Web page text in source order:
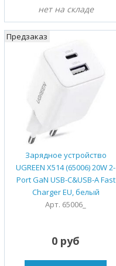
нет на складе
Зарядное устройство
UGREEN X514 (65006) 20W 2-
Port GaN USB-C&USB-A Fast
Charger EU, белый
Арт. 65006_
Предзаказ
0 руб